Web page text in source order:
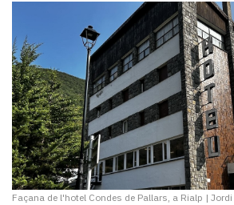
Façana de l'hotel Condes de Pallars, a Rialp | Jordi